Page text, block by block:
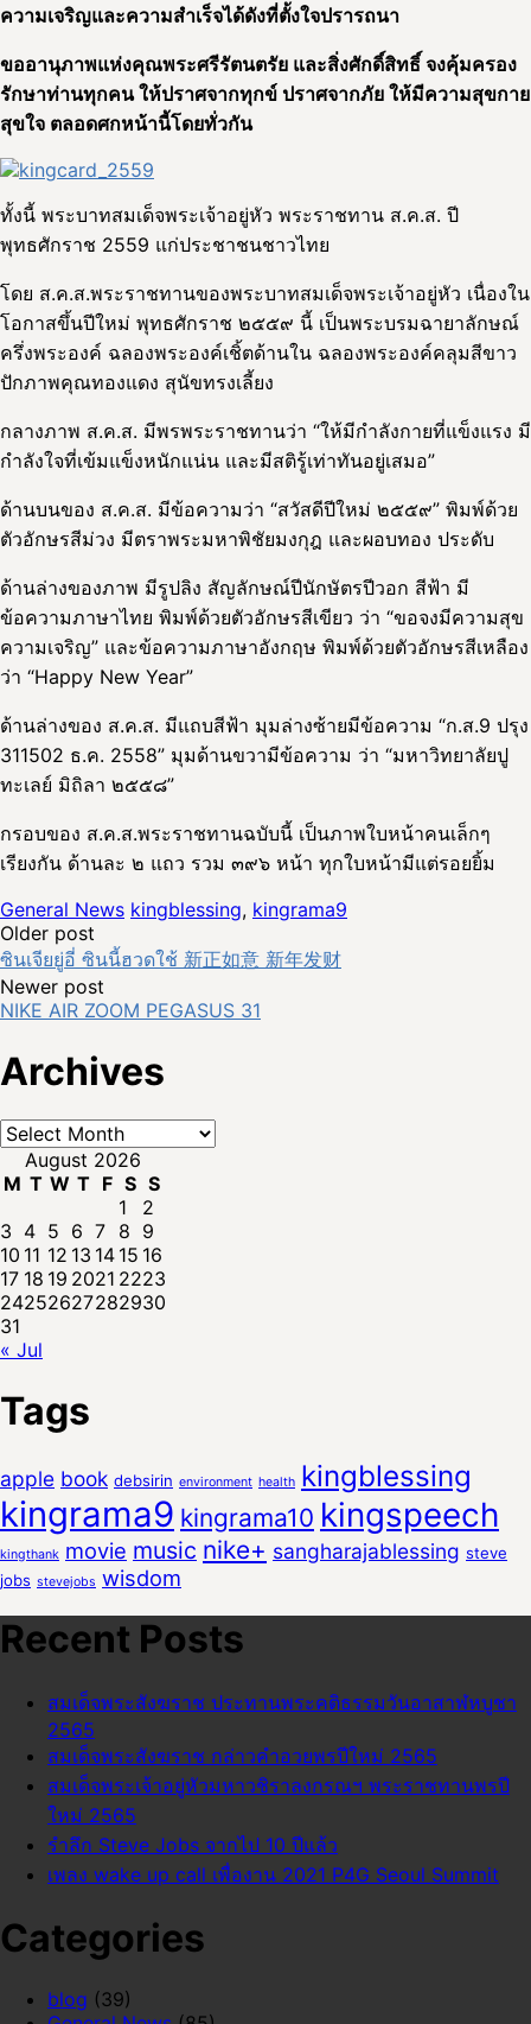
ความเจริญและความสำเร็จได้ดังที่ตั้งใจปรารถนา
ขออานุภาพแห่งคุณพระศรีรัตนตรัย และสิ่งศักดิ์สิทธิ์ จงคุ้มครอง
รักษาท่านทุกคน ให้ปราศจากทุกข์ ปราศจากภัย ให้มีความสุขกาย
สุขใจ ตลอดศกหน้านี้โดยทั่วกัน
ทั้งนี้ พระบาทสมเด็จพระเจ้าอยู่หัว พระราชทาน ส.ค.ส. ปี
พุทธศักราช 2559 แก่ประชาชนชาวไทย
โดย ส.ค.ส.พระราชทานของพระบาทสมเด็จพระเจ้าอยู่หัว เนื่องใน
โอกาสขึ้นปีใหม่ พุทธศักราช ๒๕๕๙ นี้ เป็นพระบรมฉายาลักษณ์
ครึ่งพระองค์ ฉลองพระองค์เชิ้ตด้านใน ฉลองพระองค์คลุมสีขาว
ปักภาพคุณทองแดง สุนัขทรงเลี้ยง
กลางภาพ ส.ค.ส. มีพรพระราชทานว่า “ให้มีกำลังกายที่แข็งแรง มี
กำลังใจที่เข้มแข็งหนักแน่น และมีสติรู้เท่าทันอยู่เสมอ”
ด้านบนของ ส.ค.ส. มีข้อความว่า “สวัสดีปีใหม่ ๒๕๕๙” พิมพ์ด้วย
ตัวอักษรสีม่วง มีตราพระมหาพิชัยมงกุฎ และผอบทอง ประดับ
ด้านล่างของภาพ มีรูปลิง สัญลักษณ์ปีนักษัตรปีวอก สีฟ้า มี
ข้อความภาษาไทย พิมพ์ด้วยตัวอักษรสีเขียว ว่า “ขอจงมีความสุข
ความเจริญ” และข้อความภาษาอังกฤษ พิมพ์ด้วยตัวอักษรสีเหลือง
ว่า “Happy New Year”
ด้านล่างของ ส.ค.ส. มีแถบสีฟ้า มุมล่างซ้ายมีข้อความ “ก.ส.9 ปรุง
311502 ธ.ค. 2558” มุมด้านขวามีข้อความ ว่า “มหาวิทยาลัยปู
ทะเลย์ มิถิลา ๒๕๕๘”
กรอบของ ส.ค.ส.พระราชทานฉบับนี้ เป็นภาพใบหน้าคนเล็กๆ
เรียงกัน ด้านละ ๒ แถว รวม ๓๙๖ หน้า ทุกใบหน้ามีแต่รอยยิ้ม
General News kingblessing, kingrama9
Post
navigation
Older post
ซินเจียยู่อี่ ซินนี้ฮวดใช้ 新正如意 新年发财
Newer post
NIKE AIR ZOOM PEGASUS 31
Archives
Archives
August 2026
M T W T F S S
1
2
3 4 5 6 7 8 9
10 11 12 13 14 15 16
17 18 19 2021 2223
24252627282930
31
« Jul
Tags
apple book debsirin environment health kingblessing
kingrama9 kingrama10 kingspeech
kingthank movie music nike+ sangharajablessing steve
jobs stevejobs wisdom
Recent Posts
สมเด็จพระสังฆราช ประทานพระคติธรรมวันอาสาฬหบูชา
2565
สมเด็จพระสังฆราช กล่าวคำอวยพรปีใหม่ 2565
สมเด็จพระเจ้าอยู่หัวมหาวชิราลงกรณฯ พระราชทานพรปี
ใหม่ 2565
รำลึก Steve Jobs จากไป 10 ปีแล้ว
เพลง wake up call เพื่องาน 2021 P4G Seoul Summit
Categories
blog (39)